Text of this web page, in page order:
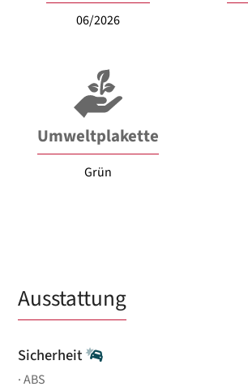
06/2026
Umweltplakette
Grün
Ausstattung
Sicherheit
ABS